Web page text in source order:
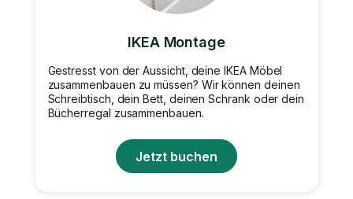
IKEA Montage
Gestresst von der Aussicht, deine IKEA Möbel
zusammenbauen zu müssen? Wir können deinen
Schreibtisch, dein Bett, deinen Schrank oder dein
Bücherregal zusammenbauen.
Jetzt buchen